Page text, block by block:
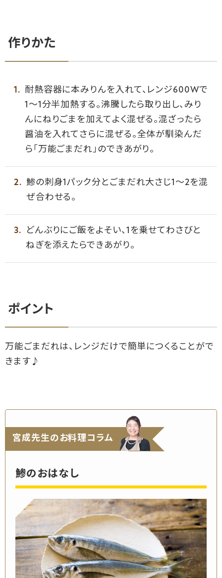
作りかた
耐熱容器に本みりんを入れて、レンジ600Wで
1〜1分半加熱する。沸騰したら取り出し、みり
んにねりごまを加えてよく混ぜる。混ざったら
醤油を入れてさらに混ぜる。全体が馴染んだ
ら「万能ごまだれ」のできあがり。
鯵の刺身1パック分とごまだれ大さじ1〜2を混
ぜ合わせる。
どんぶりにご飯をよそい、1を乗せてわさびと
ねぎを添えたらできあがり。
ポイント
万能ごまだれは、レンジだけで簡単につくることがで
きます♪
宮成先生のお料理コラム
鯵のおはなし